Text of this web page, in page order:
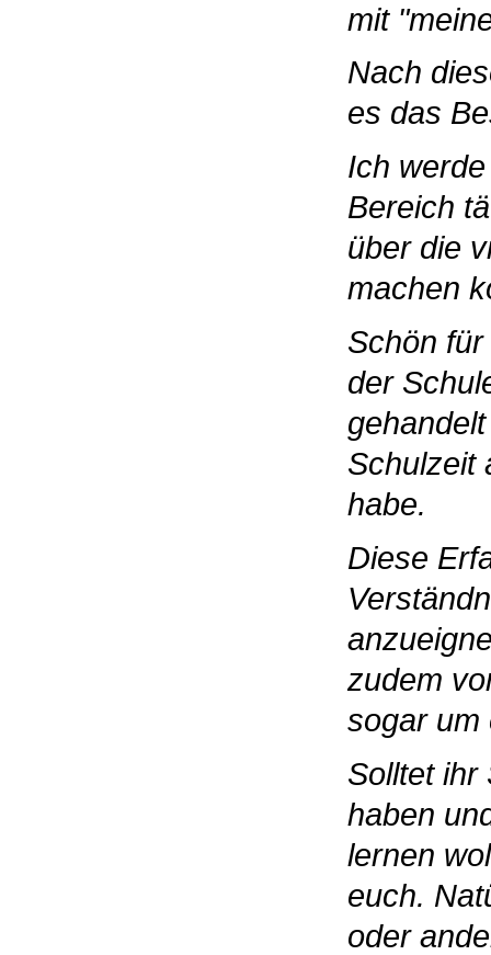
mit
Nach
es das
Ich
Bereich
über die
machen
Schön
der
Schulzeit
habe.
Diese
zudem
sogar um
Solltet ihr
haben
lernen
euch.
oder